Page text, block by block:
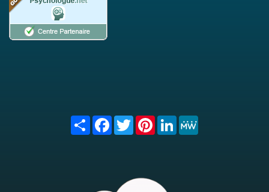
Share FacebookTwitterPinterest
LinkedIn